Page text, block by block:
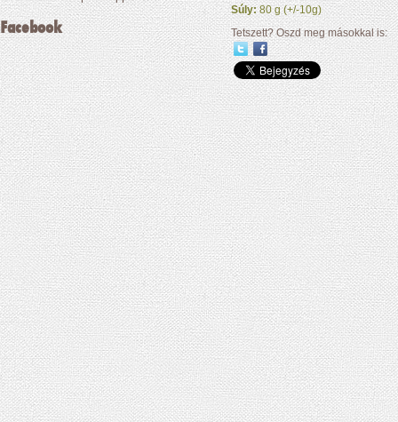
Súly:80 g (+/-10g)
Tetszett? Oszd meg másokkal is:
Facebook